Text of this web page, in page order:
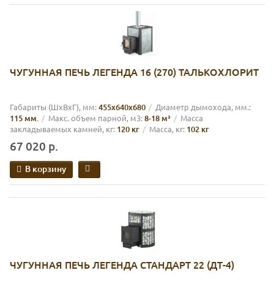
ЧУГУННАЯ ПЕЧЬ ЛЕГЕНДА 16 (270) ТАЛЬКОХЛОРИТ
Габариты (ШхВхГ), мм:455х640х680 Диаметр дымохода, мм.:
115 мм. Макс. объем парной, м3:8-18 м³
Масса
закладываемых камней, кг: 120 кг Масса, кг: 102 кг
67 020 р.
В корзину
ЧУГУННАЯ ПЕЧЬ ЛЕГЕНДА СТАНДАРТ 22 (ДТ-4)